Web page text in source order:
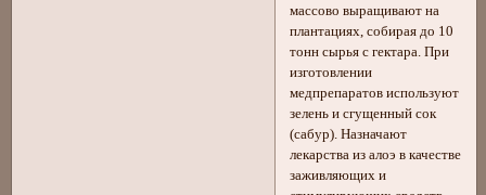
массово выращивают на
плантациях, собирая до 10
тонн сырья с гектара. При
изготовлении
медпрепаратов используют
зелень и сгущенный сок
(сабур). Назначают
лекарства из алоэ в качестве
заживляющих и